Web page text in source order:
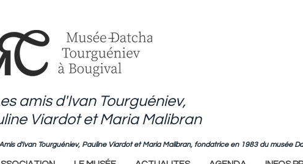
amis d'Ivan Tourguéniev,
Viardot et Maria Malibran
d'Ivan Tourguéniev, Pauline Viardot et Maria Malibran, fondatrice en 1983 du musée